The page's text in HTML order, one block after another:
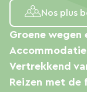
Nos plus
Groene wegen
Vertrekkend
Reizen met de